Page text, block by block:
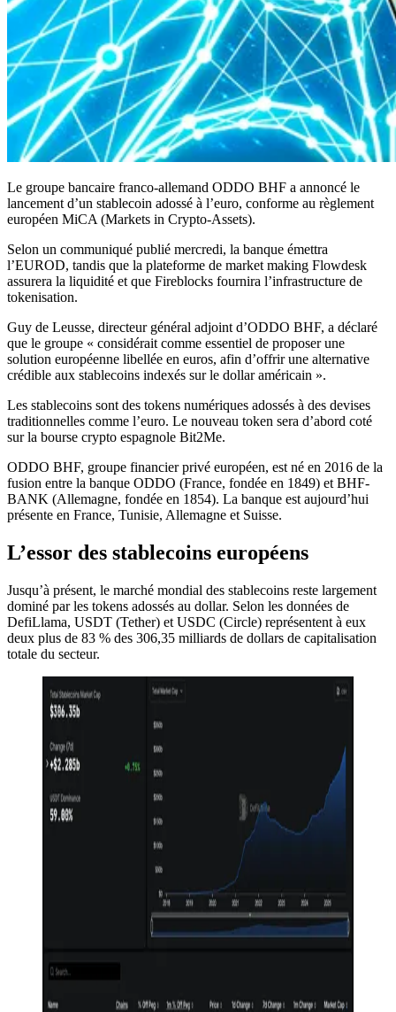
Le groupe bancaire franco-allemand ODDO BHF a annoncé le
lancement d’un stablecoin adossé à l’euro, conforme au règlement
européen MiCA (Markets in Crypto-Assets).
Selon un communiqué publié mercredi, la banque émettra
l’EUROD, tandis que la plateforme de market making Flowdesk
assurera la liquidité et que Fireblocks fournira l’infrastructure de
tokenisation.
Guy de Leusse, directeur général adjoint d’ODDO BHF, a déclaré
que le groupe « considérait comme essentiel de proposer une
solution européenne libellée en euros, afin d’offrir une alternative
crédible aux stablecoins indexés sur le dollar américain ».
Les stablecoins sont des tokens numériques adossés à des devises
traditionnelles comme l’euro. Le nouveau token sera d’abord coté
sur la bourse crypto espagnole Bit2Me.
ODDO BHF, groupe financier privé européen, est né en 2016 de la
fusion entre la banque ODDO (France, fondée en 1849) et BHF-
BANK (Allemagne, fondée en 1854). La banque est aujourd’hui
présente en France, Tunisie, Allemagne et Suisse.
L’essor des stablecoins européens
Jusqu’à présent, le marché mondial des stablecoins reste largement
dominé par les tokens adossés au dollar. Selon les données de
DefiLlama, USDT (Tether) et USDC (Circle) représentent à eux
deux plus de 83 % des 306,35 milliards de dollars de capitalisation
totale du secteur.